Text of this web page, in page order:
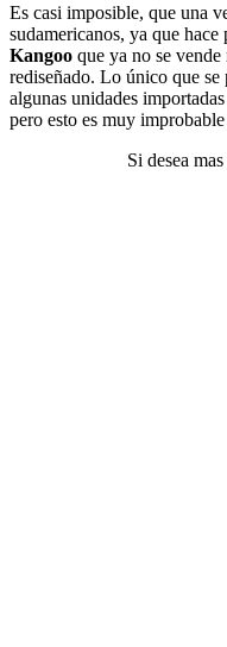
Es casi imposible, que una
sudamericanos, ya que
Kangoo que ya no se
rediseñado. Lo único que se
algunas unidades
pero esto es muy improbable
Si desea